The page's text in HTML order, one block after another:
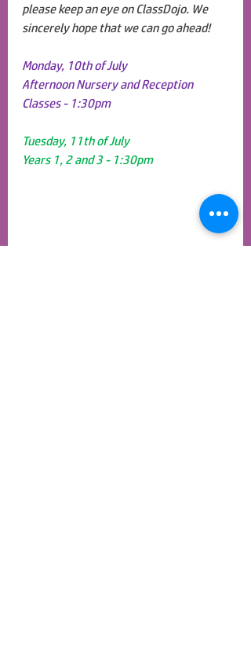
please keep an eye on ClassDojo. We
sincerely hope that we can go ahead!
Monday, 10th of July
Afternoon Nursery and Reception
Classes - 1:30pm
Tuesday, 11th of July
Years 1, 2 and 3 - 1:30pm